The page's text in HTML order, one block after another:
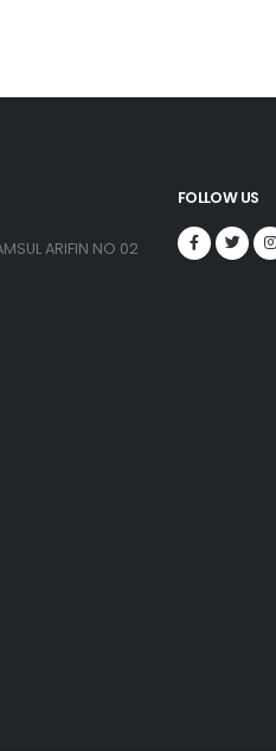
ARIFIN NO 02
FOLLOW US